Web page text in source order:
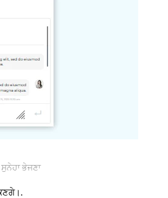
ਸੁਨੇਹਾ ਭੇਜਣਾ